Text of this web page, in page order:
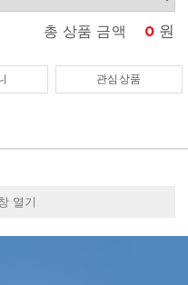
총 상품 금액 0 원
관심상품
열기